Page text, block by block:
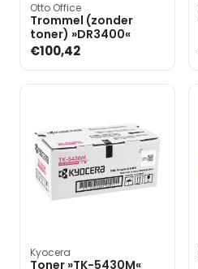
Otto Office
Trommel (zonder
toner) »DR3400«
€100,42
Kyocera
Toner »TK-5430M«